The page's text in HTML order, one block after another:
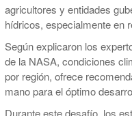
agricultores y entidades
hídricos, especialmente en
Según explicaron los
de la NASA, condiciones
por región, ofrece
mano para el óptimo
Durante este desafío, los